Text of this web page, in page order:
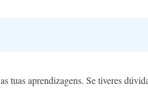
tuas aprendizagens. Se tiveres